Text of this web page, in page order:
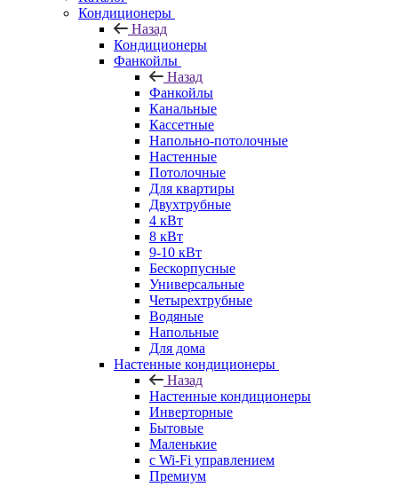
Кондиционеры
Назад
Кондиционеры
Фанкойлы
Назад
Фанкойлы
Канальные
Кассетные
Напольно-потолочные
Настенные
Потолочные
Для квартиры
Двухтрубные
4 кВт
8 кВт
9-10 кВт
Бескорпусные
Универсальные
Четырехтрубные
Водяные
Напольные
Для дома
Настенные кондиционеры
Назад
Настенные кондиционеры
Инверторные
Бытовые
Маленькие
с Wi-Fi управлением
Премиум